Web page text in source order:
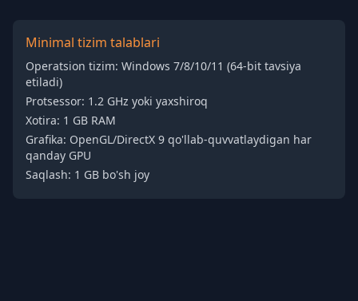
Minimal tizim talablari
Operatsion tizim: Windows 7/8/10/11 (64-bit tavsiya
etiladi)
Protsessor: 1.2 GHz yoki yaxshiroq
Xotira: 1 GB RAM
Grafika: OpenGL/DirectX 9 qo'llab-quvvatlaydigan har
qanday GPU
Saqlash: 1 GB bo'sh joy